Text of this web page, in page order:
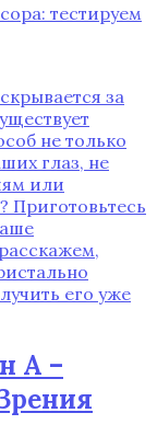
тестируем
за
не только
глаз, не
или
Приготовьтесь
его уже
А –